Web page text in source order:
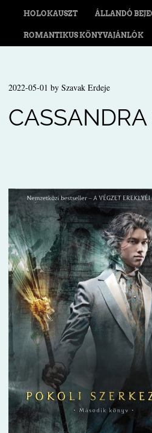
HOLOKAUSZT ÁLLANDÓ
ROMANTIKUS KÖNYVAJÁNLÓK
2022-05-01 by Szavak Erdeje
CASSANDRA